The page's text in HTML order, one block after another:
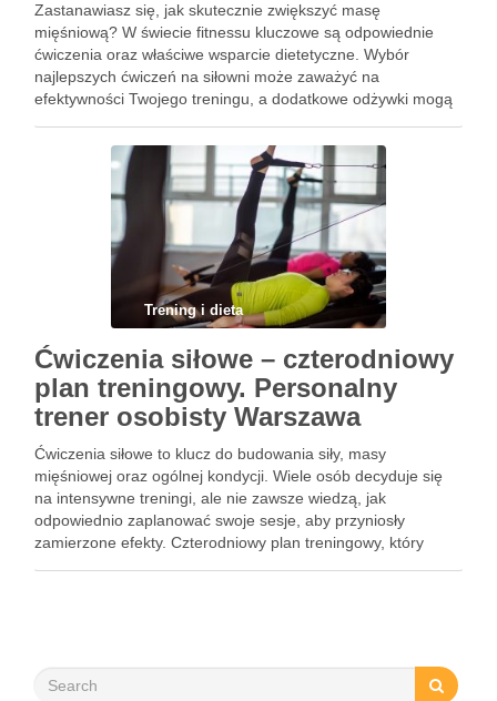
Zastanawiasz się, jak skutecznie zwiększyć masę
mięśniową? W świecie fitnessu kluczowe są odpowiednie
ćwiczenia oraz właściwe wsparcie dietetyczne. Wybór
najlepszych ćwiczeń na siłowni może zaważyć na
efektywności Twojego treningu, a dodatkowe odżywki mogą
unikać typowych błędów, które mogą przeszkodzić w
osiągnięciu zamierzonych rezultatów. …
Trening i dieta
Ćwiczenia siłowe – czterodniowy
plan treningowy. Personalny
trener osobisty Warszawa
Ćwiczenia siłowe to klucz do budowania siły, masy
mięśniowej oraz ogólnej kondycji. Wiele osób decyduje się
na intensywne treningi, ale nie zawsze wiedzą, jak
odpowiednio zaplanować swoje sesje, aby przyniosły
zamierzone efekty. Czterodniowy plan treningowy, który